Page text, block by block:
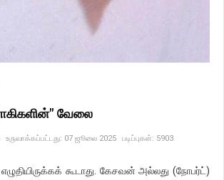
வேலை
உருவாக்கப்பட்டது: 07 ஜூலை 2025 படிப்புகள்: 5903
கூடாது. கேசவன் அல்லது (நோபர்ட்)